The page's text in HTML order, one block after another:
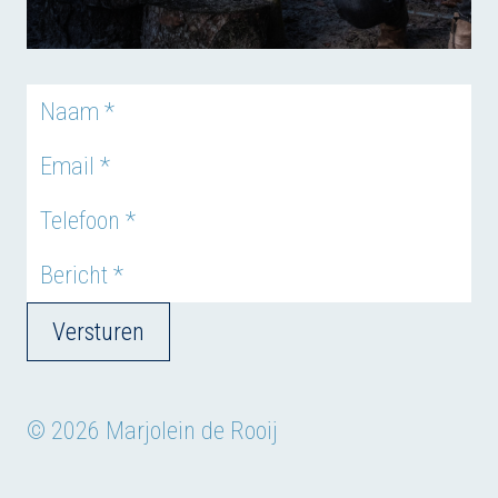
Versturen
© 2026 Marjolein de Rooij